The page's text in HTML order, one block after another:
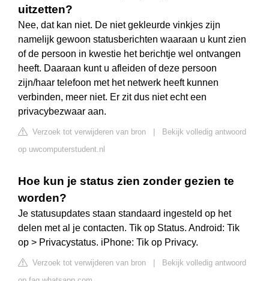
uitzetten?
Nee, dat kan niet. De niet gekleurde vinkjes zijn
namelijk gewoon statusberichten waaraan u kunt zien
of de persoon in kwestie het berichtje wel ontvangen
heeft. Daaraan kunt u afleiden of deze persoon
zijn/haar telefoon met het netwerk heeft kunnen
verbinden, meer niet. Er zit dus niet echt een
privacybezwaar aan.
Verzoek tot verwijderen van bron
Bekijk volledig antwoord
op uwcomputerstudent.nl
Hoe kun je status zien zonder gezien te
worden?
Je statusupdates staan standaard ingesteld op het
delen met al je contacten. Tik op Status. Android: Tik
op > Privacystatus. iPhone: Tik op Privacy.
Verzoek tot verwijderen van bron
Bekijk volledig antwoord